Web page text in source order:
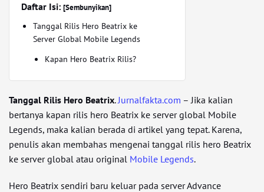
Daftar Isi: [Sembunyikan]
Tanggal Rilis Hero Beatrix ke
Server Global Mobile Legends
Kapan Hero Beatrix Rilis?
Tanggal Rilis Hero Beatrix.Jurnalfakta.com – Jika kalian
bertanya kapan rilis hero Beatrix ke server global Mobile
Legends, maka kalian berada di artikel yang tepat. Karena,
penulis akan membahas mengenai tanggal rilis hero Beatrix
ke server global atau original Mobile Legends.
Hero Beatrix sendiri baru keluar pada server Advance